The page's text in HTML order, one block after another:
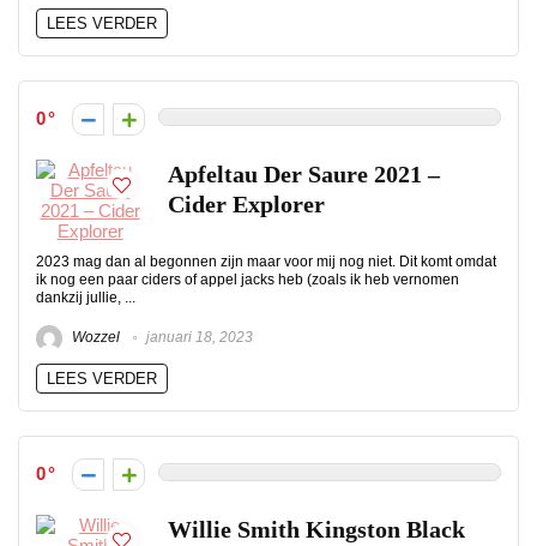
LEES VERDER
0
Apfeltau Der Saure 2021 –
Cider Explorer
2023 mag dan al begonnen zijn maar voor mij nog niet. Dit komt omdat
ik nog een paar ciders of appel jacks heb (zoals ik heb vernomen
dankzij jullie, ...
Wozzel januari 18, 2023
LEES VERDER
0
Willie Smith Kingston Black